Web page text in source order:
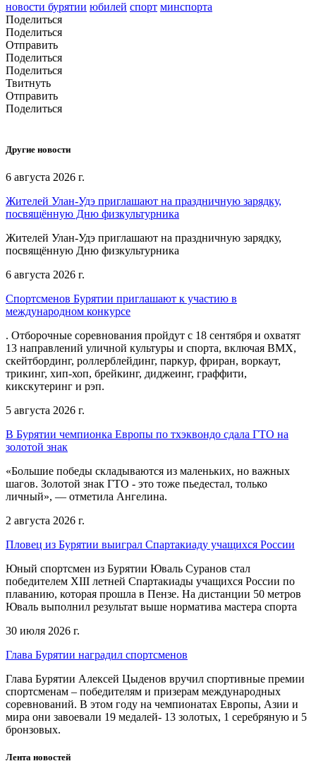
новости бурятии юбилей спорт минспорта
Поделиться
Поделиться
Отправить
Поделиться
Поделиться
Твитнуть
Отправить
Поделиться
Другие новости
6 августа 2026 г.
Жителей Улан-Удэ приглашают на праздничную зарядку,
посвящённую Дню физкультурника
Жителей Улан-Удэ приглашают на праздничную зарядку,
посвящённую Дню физкультурника
6 августа 2026 г.
Спортсменов Бурятии приглашают к участию в
международном конкурсе
. Отборочные соревнования пройдут с 18 сентября и охватят
13 направлений уличной культуры и спорта, включая BMX,
скейтбординг, роллерблейдинг, паркур, фриран, воркаут,
трикинг, хип-хоп, брейкинг, диджеинг, граффити,
кикскутеринг и рэп.
5 августа 2026 г.
В Бурятии чемпионка Европы по тхэквондо сдала ГТО на
золотой знак
«Большие победы складываются из маленьких, но важных
шагов. Золотой знак ГТО - это тоже пьедестал, только
личный», — отметила Ангелина.
2 августа 2026 г.
Пловец из Бурятии выиграл Спартакиаду учащихся России
Юный спортсмен из Бурятии Юваль Суранов стал
победителем XIII летней Спартакиады учащихся России по
плаванию, которая прошла в Пензе. На дистанции 50 метров
Юваль выполнил результат выше норматива мастера спорта
30 июля 2026 г.
Глава Бурятии наградил спортсменов
Глава Бурятии Алексей Цыденов вручил спортивные премии
спортсменам – победителям и призерам международных
соревнований. В этом году на чемпионатах Европы, Азии и
мира они завоевали 19 медалей- 13 золотых, 1 серебряную и 5
бронзовых.
Лента новостей